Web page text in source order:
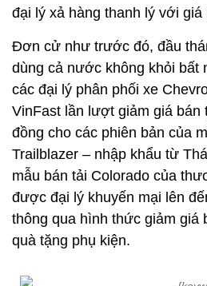
đại lý xả hàng thanh lý với
Đơn cử như trước đó, đầu
dùng cả nước không khỏi bất
các đại lý phân phối xe
VinFast lần lượt giảm giá bán
đồng cho các phiên bản của
Trailblazer – nhập khẩu từ
mẫu bán tải Colorado của
được đại lý khuyến mại lên
thông qua hình thức giảm giá
quà tặng phụ kiện.